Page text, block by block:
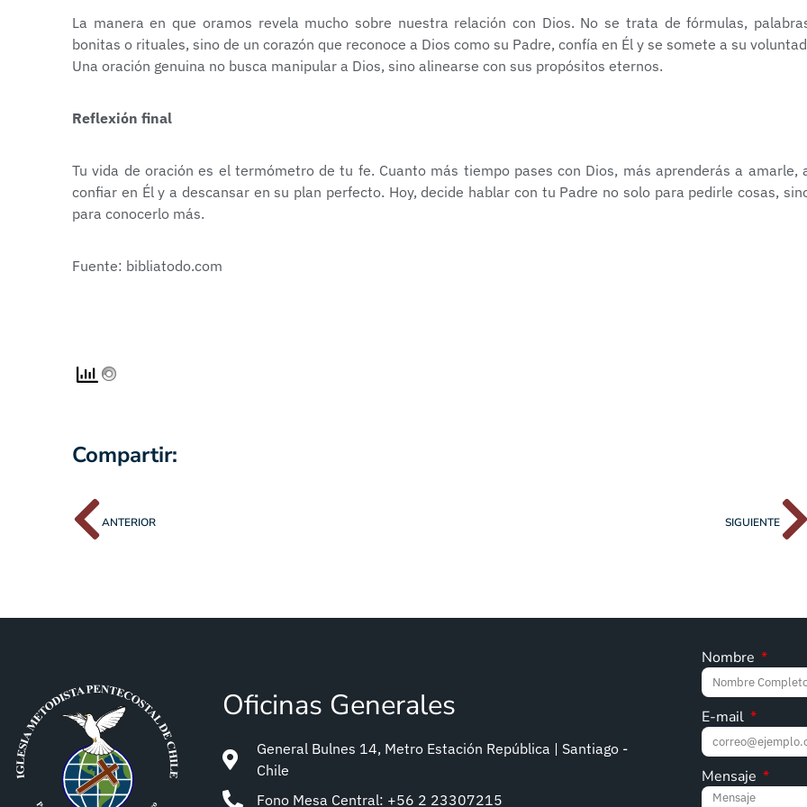
La manera en que oramos revela mucho sobre nuestra relación con Dios. No se trata de fórmulas,
bonitas o rituales, sino de un corazón que reconoce a Dios como su Padre, confía en Él y se somete a su
Una oración genuina no busca manipular a Dios, sino alinearse con sus propósitos eternos.
Reflexión final
Tu vida de oración es el termómetro de tu fe. Cuanto más tiempo pases con Dios, más aprenderás a amarle,
confiar en Él y a descansar en su plan perfecto. Hoy, decide hablar con tu Padre no solo para pedirle cosas,
para conocerlo más.
Fuente: bibliatodo.com
Compartir:
ANTERIOR SIGUIENTE
Oficinas Generales
General Bulnes 14, Metro Estación República | Santiago -
Chile
Fono Mesa Central: +56 2 23307215
Nombre
E-mail
Mensaje